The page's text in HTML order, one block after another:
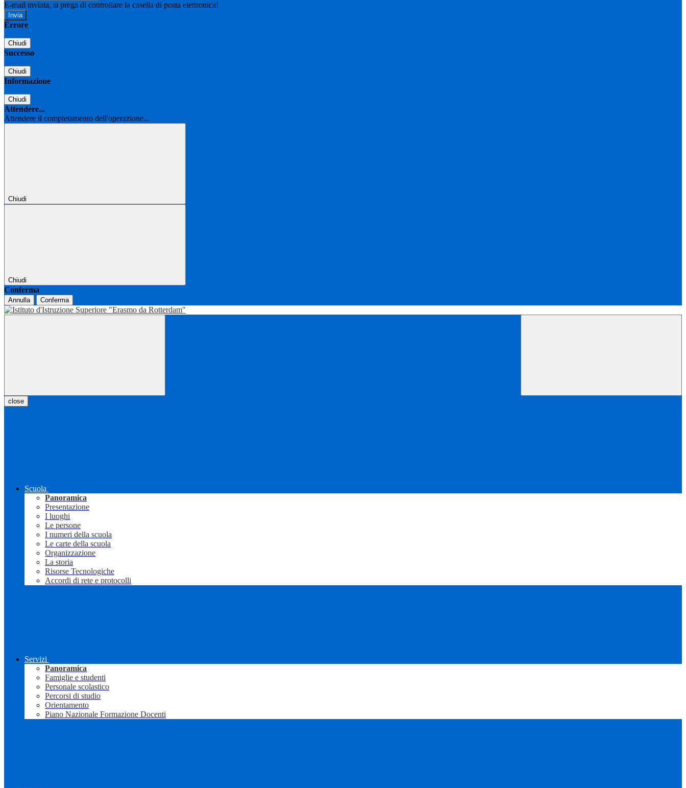
E-mail inviata, si prega di controllare la casella di posta elettronica!
Errore
Chiudi
Successo
Chiudi
Informazione
Chiudi
Attendere...
Attendere il completamento dell'operazione...
Chiudi
Chiudi
Conferma
Annulla Conferma
close
Scuola
Panoramica
Presentazione
I luoghi
Le persone
I numeri della scuola
Le carte della scuola
Organizzazione
La storia
Risorse Tecnologiche
Accordi di rete e protocolli
Servizi
Panoramica
Famiglie e studenti
Personale scolastico
Percorsi di studio
Orientamento
Piano Nazionale Formazione Docenti